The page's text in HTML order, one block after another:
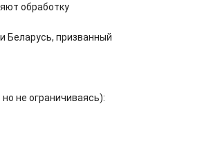
обработку
Беларусь, призванный
не ограничиваясь):